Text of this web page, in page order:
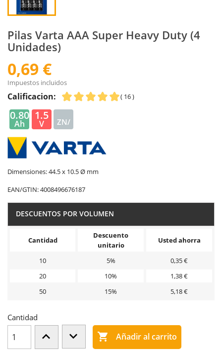
Pilas Varta AAA Super Heavy Duty (4
Unidades)
0,69 €
Impuestos incluidos
Calificacion: ( 16 )
0.80
Ah
1.5
V
ZN/
CA
Dimensiones: 44.5 x 10.5 Ø mm
EAN/GTIN:4008496676187
DESCUENTOS POR VOLUMEN
Cantidad
Descuento
unitario
Usted ahorra
10 5%
0,35 €
20
10%
1,38 €
50
15% 5,18 €
Cantidad
 Añadir al carrito